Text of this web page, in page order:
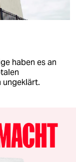
haben es an
ungeklärt.